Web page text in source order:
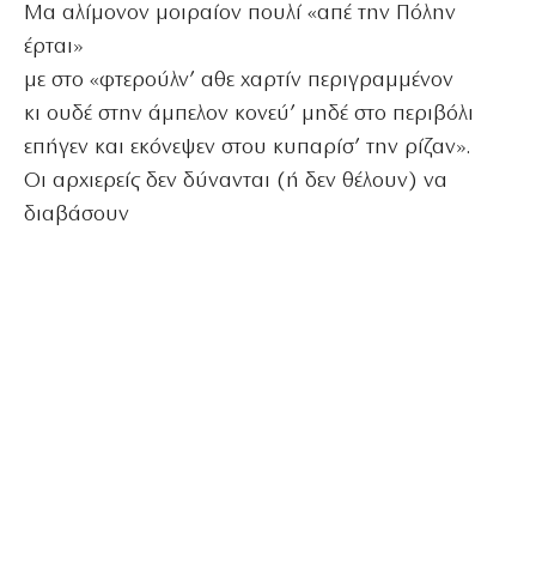
Μα αλίμονον μοιραίον πουλί «απέ την Πόλην
έρται»
με στο «φτερούλν’ αθε χαρτίν περιγραμμένον
κι ουδέ στην άμπελον κονεύ’ μηδέ στο περιβόλι
επήγεν και εκόνεψεν στου κυπαρίσ’ την ρίζαν».
Οι αρχιερείς δεν δύνανται (ή δεν θέλουν) να
διαβάσουν